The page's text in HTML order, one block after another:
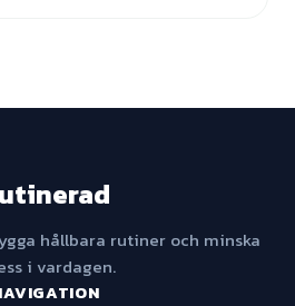
hållbara rutiner och minska
i vardagen.